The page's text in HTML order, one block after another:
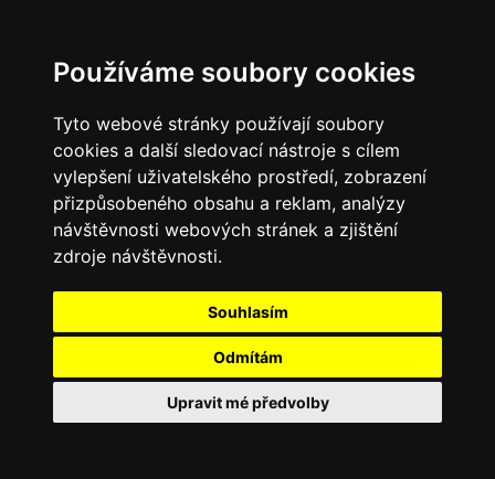
Používáme soubory cookies
Tyto webové stránky používají soubory
cookies a další sledovací nástroje s cílem
vylepšení uživatelského prostředí, zobrazení
přizpůsobeného obsahu a reklam, analýzy
návštěvnosti webových stránek a zjištění
zdroje návštěvnosti.
Souhlasím
Odmítám
Upravit mé předvolby